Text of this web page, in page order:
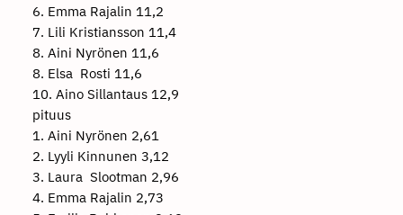
6. Emma Rajalin 11,2
7. Lili Kristiansson 11,4
8. Aini Nyrönen 11,6
8. Elsa Rosti 11,6
10. Aino Sillantaus 12,9
pituus
1. Aini Nyrönen 2,61
2. Lyyli Kinnunen 3,12
3. Laura Slootman 2,96
4. Emma Rajalin 2,73